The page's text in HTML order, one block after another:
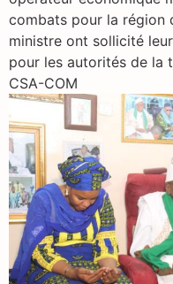
combats pour la région
ministre ont sollicité
pour les autorités de la
CSA-COM